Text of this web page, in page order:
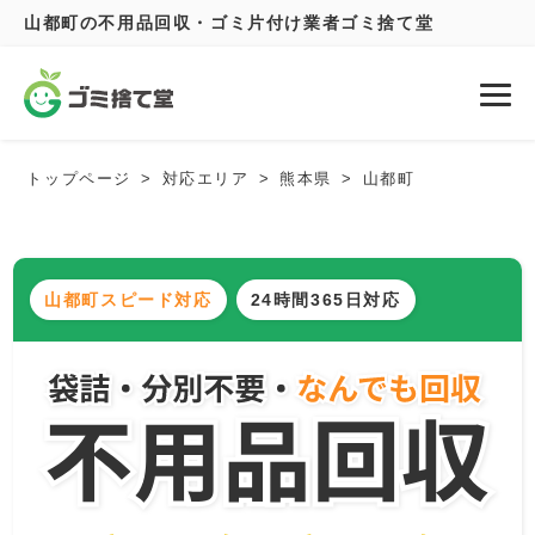
山都町の不用品回収・ゴミ片付け業者ゴミ捨て堂
トップページ 対応エリア 熊本県 山都町
山都町スピード対応 24時間365日対応